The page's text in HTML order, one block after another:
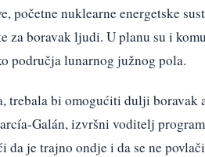
početne nuklearne energetske
za boravak ljudi. U planu su i
područja lunarnog južnog pola.
trebala bi omogućiti dulji
Galán, izvršni voditelj
da je trajno ondje i da se ne